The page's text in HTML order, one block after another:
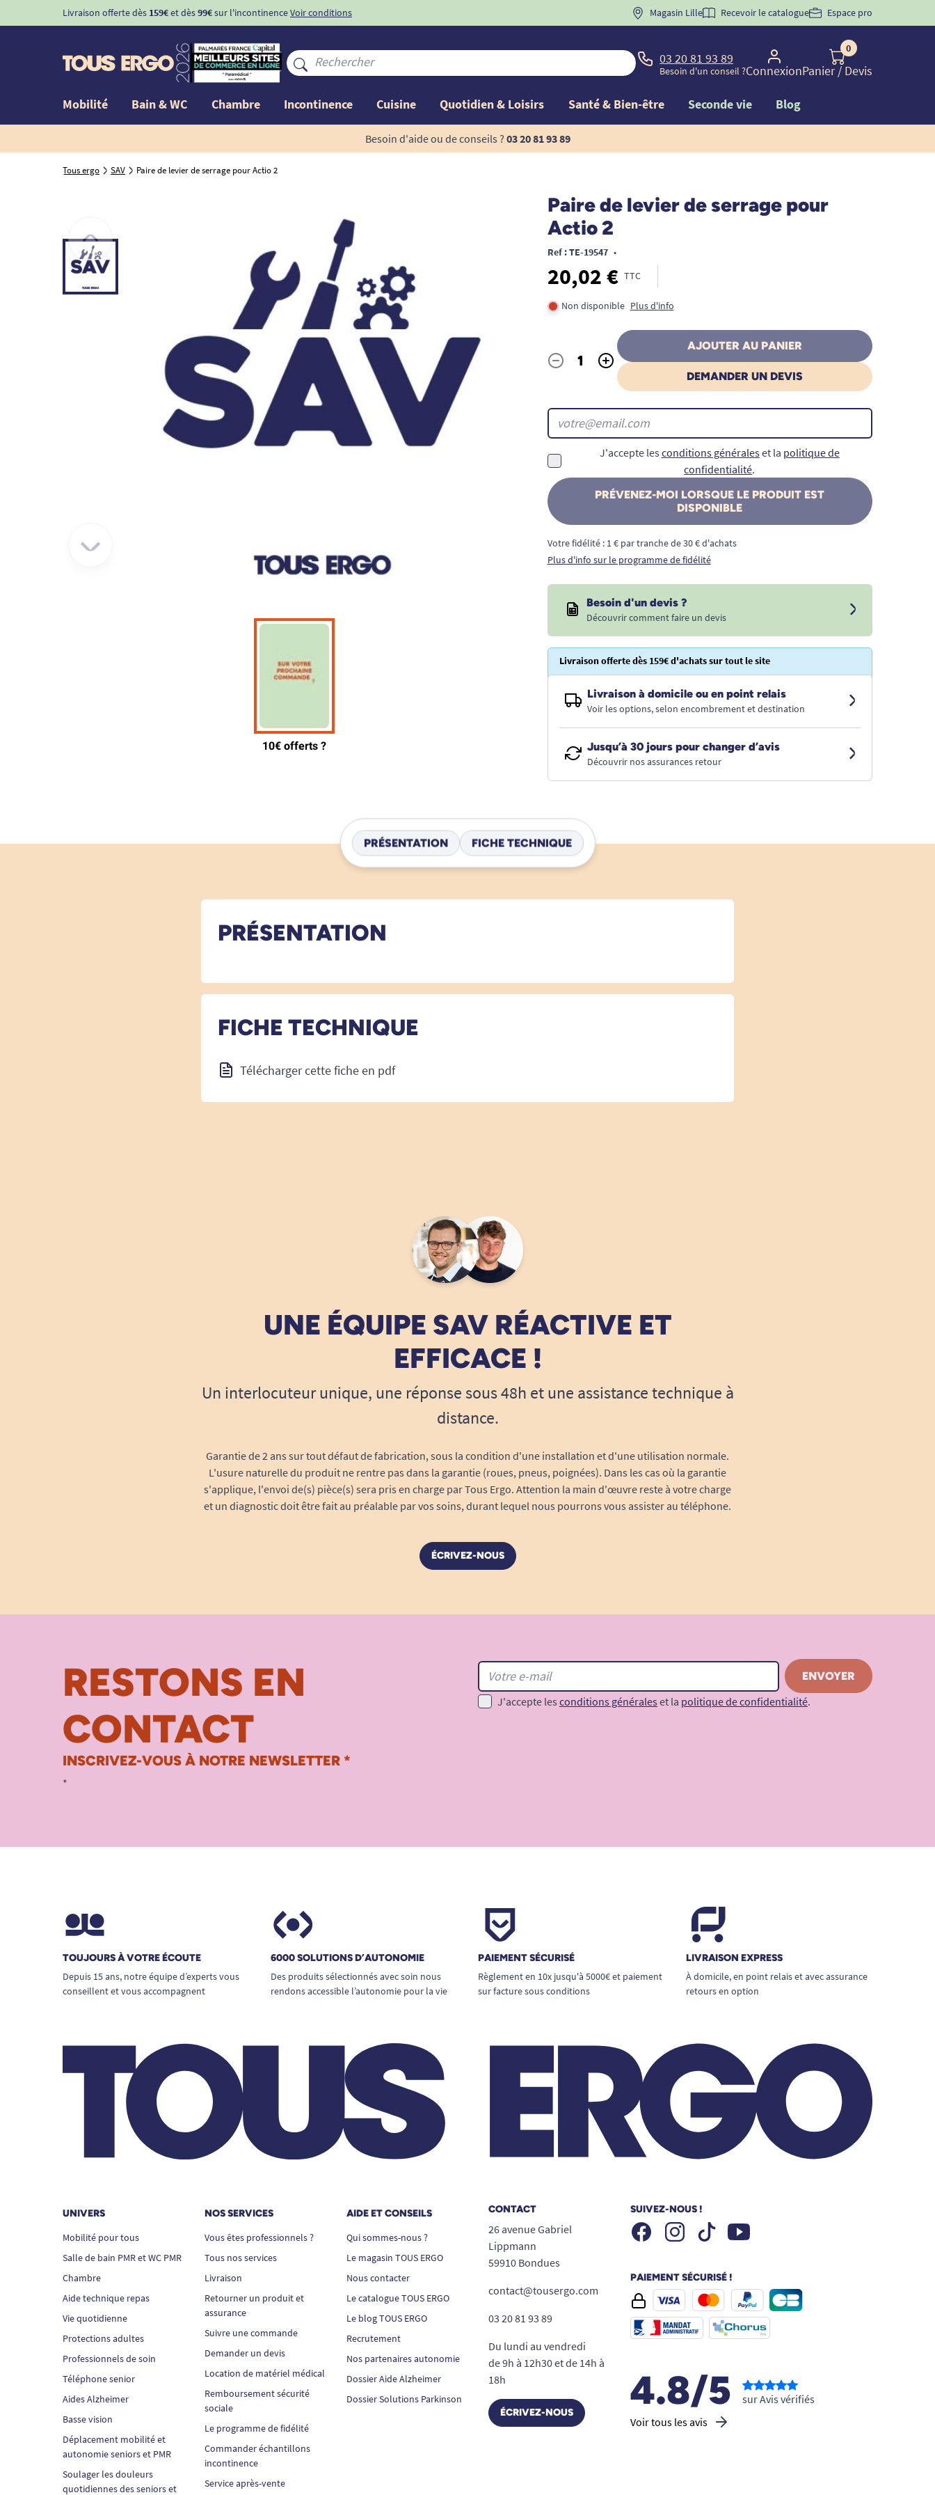
Livraison offerte dès 159€et dès99€sur l'incontinenceVoir conditions BIENVENUE" pourla 1ère commande d'incontinence
Magasin Lille Recevoir le catalogue Espace pro
03 20 81 93 89
Besoin d'un conseil ?Connexion
0
Panier/ Devis
Mobilité Bain & WC Chambre Incontinence Cuisine Quotidien & Loisirs Santé & Bien-être Seconde vie Blog
Besoin d'aide ou de conseils ? 03 20 81 93 89
Tous ergo SAV Paire de levier de serrage pour Actio 2
Paire de levier de serrage pour
Actio 2
Ref : TE-19547 •
20,02 € TTC
Non disponible Plus d'info
Quantité
- +
AJOUTER AU PANIER
DEMANDER UN DEVIS
J'accepte les conditions généraleset la politique de
confidentialité.
PRÉVENEZ-MOI LORSQUE LE PRODUIT EST
DISPONIBLE
Votre fidélité : 1 € par tranche de 30 € d'achats
Plus d'info sur le programme de fidélité
Besoin d'un devis ?
Découvrir comment faire un devis
Livraison offerte dès 159€ d'achats sur tout le site
Livraison à domicile ou en point relais
Voir les options, selon encombrement et destination
Jusqu’à 30 jours pour changer d’avis
Découvrir nos assurances retour
PRÉSENTATION FICHE TECHNIQUE
PRÉSENTATION
FICHE TECHNIQUE
Télécharger cette fiche en pdf
UNE ÉQUIPE SAV RÉACTIVE ET
EFFICACE !
Un interlocuteur unique, une réponse sous 48h et une assistance technique à
distance.
Garantie de 2 ans sur tout défaut de fabrication, sous la condition d'une installation et d'une utilisation normale.
L'usure naturelle du produit ne rentre pas dans la garantie (roues, pneus, poignées). Dans les cas où la garantie
s'applique, l'envoi de(s) pièce(s) sera pris en charge par Tous Ergo. Attention la main d'œuvre reste à votre charge
et un diagnostic doit être fait au préalable par vos soins, durant lequel nous pourrons vous assister au téléphone.
ÉCRIVEZ-NOUS
RESTONS EN
CONTACT
INSCRIVEZ-VOUS À NOTRE NEWSLETTER *
*
J'accepte les conditions générales et la politique de confidentialité.
TOUJOURS À VOTRE ÉCOUTE
Depuis 15 ans, notre équipe d’experts vous
conseillent et vous accompagnent
6000 SOLUTIONS D’AUTONOMIE
Des produits sélectionnés avec soin nous
rendons accessible l’autonomie pour la vie
PAIEMENT SÉCURISÉ
Règlement en 10x jusqu'à 5000€ et paiement
sur facture sous conditions
LIVRAISON EXPRESS
À domicile, en point relais et avec assurance
retours en option
UNIVERS
Mobilité pour tous
Salle de bain PMR et WC PMR
Chambre
Aide technique repas
Vie quotidienne
Protections adultes
Professionnels de soin
Téléphone senior
Aides Alzheimer
Basse vision
Déplacement mobilité et
autonomie seniors et PMR
Soulager les douleurs
quotidiennes des seniors et
NOS SERVICES
Vous êtes professionnels ?
Tous nos services
Livraison
Retourner un produit et
assurance
Suivre une commande
Demander un devis
Location de matériel médical
Remboursement sécurité
sociale
Le programme de fidélité
Commander échantillons
incontinence
Service après-vente
AIDE ET CONSEILS
Qui sommes-nous ?
Le magasin TOUS ERGO
Nous contacter
Le catalogue TOUS ERGO
Le blog TOUS ERGO
Recrutement
Nos partenaires autonomie
Dossier Aide Alzheimer
Dossier Solutions Parkinson
CONTACT
26 avenue Gabriel
Lippmann
59910 Bondues
contact@tousergo.com
03 20 81 93 89
Du lundi au vendredi
de 9h à 12h30 et de 14h à
18h
ÉCRIVEZ-NOUS
SUIVEZ-NOUS !
FacebookInstagramTiktok Youtube
PAIEMENT SÉCURISÉ !
4.8/5
Voir tous les avis
sur Avis vérifiés